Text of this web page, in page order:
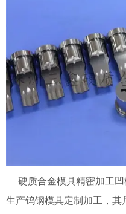
硬质合金模具精密加工凹
生产钨钢模具定制加工，其